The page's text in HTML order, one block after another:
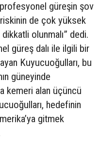
güreşin şov
riskinin de çok yüksek
olunmalı” dedi.
güreş dalı ile ilgili bir
Kuyucuoğulları, bu
güneyinde
kemeri alan üçüncü
hedefinin
gitmek